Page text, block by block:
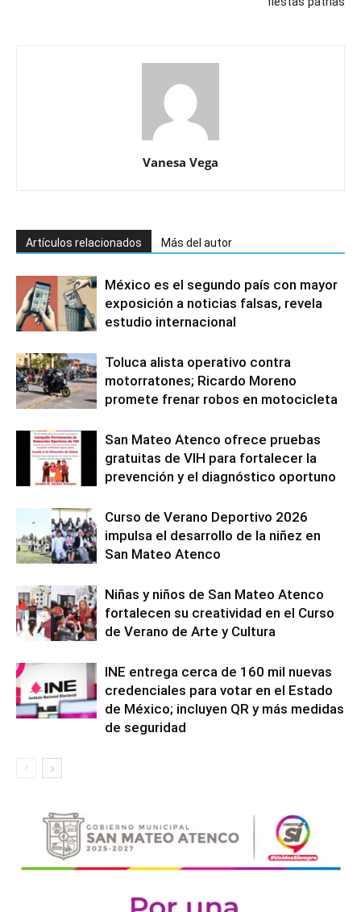
Vanesa Vega
Artículos relacionados Más del autor
México es el segundo país con mayor
exposición a noticias falsas, revela
estudio internacional
Toluca alista operativo contra
motorratones; Ricardo Moreno
promete frenar robos en motocicleta
San Mateo Atenco ofrece pruebas
gratuitas de VIH para fortalecer la
prevención y el diagnóstico oportuno
Curso de Verano Deportivo 2026
impulsa el desarrollo de la niñez en
San Mateo Atenco
Niñas y niños de San Mateo Atenco
fortalecen su creatividad en el Curso
de Verano de Arte y Cultura
INE entrega cerca de 160 mil nuevas
credenciales para votar en el Estado
de México; incluyen QR y más medidas
de seguridad